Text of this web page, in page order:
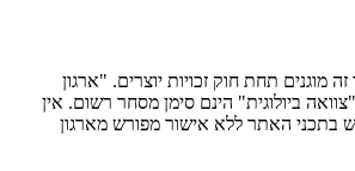
מוגנים תחת חוק זכויות יוצרים. "ארגון
ביולוגית" הינם סימן מסחר רשום. אין
האתר ללא אישור מפורש מארגון